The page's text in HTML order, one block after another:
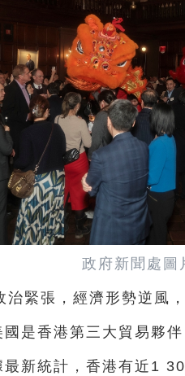
政府新聞處圖
治緊張，經濟形勢逆風
是香港第三大貿易夥
新統計，香港有近1